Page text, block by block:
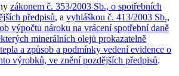
zákonem č. 353/2003 Sb., o spotřebních
předpisů, a vyhláškou č. 413/2003 Sb.,
výpočtu nároku na vrácení spotřební daně
minerálních olejů prokazatelně
a způsob a podmínky vedení evidence o
výrobků, ve znění pozdějších předpisů.